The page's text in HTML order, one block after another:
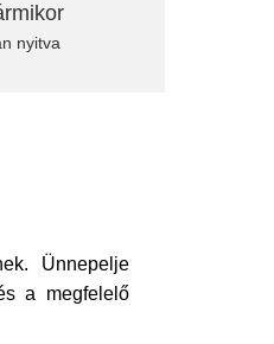
nyitva
Ünnepelje
a megfelelő